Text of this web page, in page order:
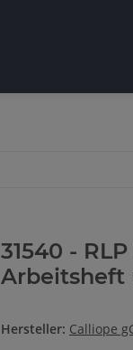
31540 -
Arbeitsheft
Hersteller: Calliope